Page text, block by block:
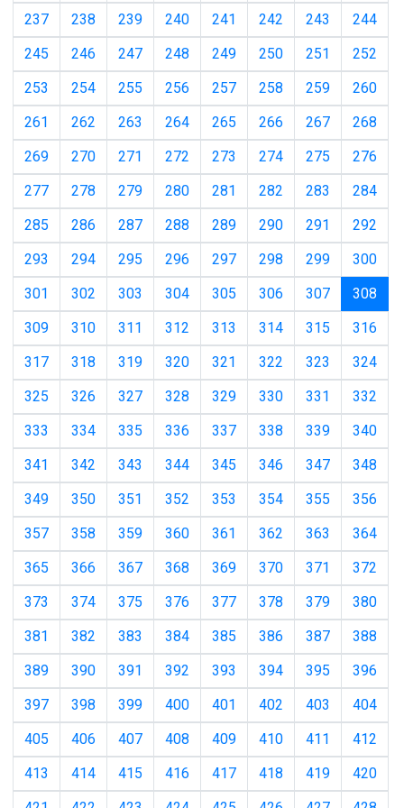
237
238 239 240 241 242 243
244
245
246 247 248 249 250 251
252
253
254 255 256 257 258 259
260
261
262 263 264 265 266 267
268
269
270 271 272 273 274 275
276
277
278 279 280 281 282 283
284
285
286 287 288 289 290 291
292
293
294 295 296 297 298 299
300
301
302 303 304 305 306 307 308
309 310 311 312 313 314 315
316
317
318 319 320 321 322 323
324
325
326 327 328 329 330 331
332
333
334 335 336 337 338 339
340
341
342 343 344 345 346 347
348
349
350 351 352 353 354 355
356
357
358 359 360 361 362 363
364
365
366 367 368 369 370 371
372
373
374 375 376 377 378 379
380
381
382 383 384 385 386 387
388
389
390 391 392 393 394 395
396
397
398 399 400 401 402 403
404
405
406 407 408 409 410 411
412
413
414 415 416 417 418 419
420